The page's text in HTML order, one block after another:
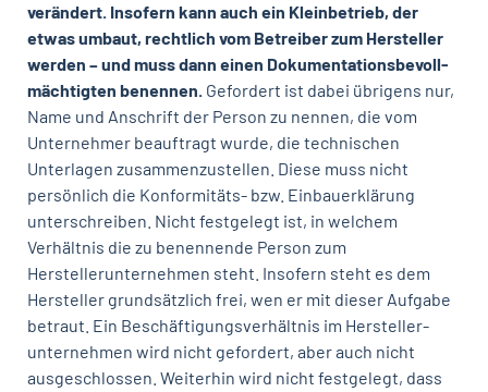
verändert. Insofern kann auch ein Kleinbetrieb, der
etwas umbaut, rechtlich vom Betreiber zum Hersteller
werden – und muss dann einen Dokumentationsbevoll­
mächtigten benennen. Gefordert ist dabei übrigens nur,
Name und Anschrift der Person zu nennen, die vom
Unternehmer beauftragt wurde, die technischen
Unterlagen zusammenzustellen. Diese muss nicht
persönlich die Konformitäts- bzw. Einbauerklärung
unterschreiben. Nicht festgelegt ist, in welchem
Verhältnis die zu benennende Person zum
Herstellerunternehmen steht. Insofern steht es dem
Hersteller grundsätzlich frei, wen er mit dieser Aufgabe
betraut. Ein Beschäftigungsverhältnis im Hersteller­
unternehmen wird nicht gefordert, aber auch nicht
ausgeschlossen. Weiterhin wird nicht festgelegt, dass